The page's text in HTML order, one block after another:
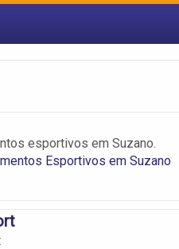
esportivos em Suzano.
Esportivos em Suzano